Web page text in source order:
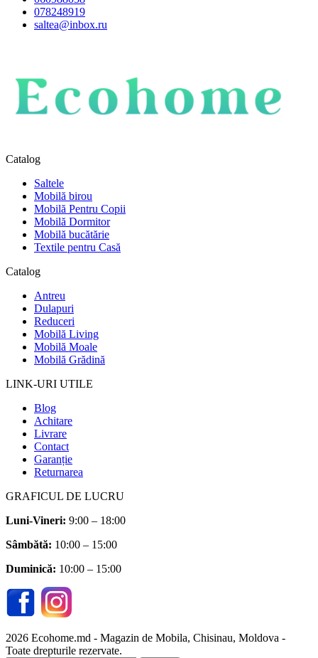
078248919
saltea@inbox.ru
Catalog
Saltele
Mobilă birou
Mobilă Pentru Copii
Mobilă Dormitor
Mobilă bucătărie
Textile pentru Casă
Catalog
Antreu
Dulapuri
Reduceri
Mobilă Living
Mobilă Moale
Mobilă Grădină
LINK-URI UTILE
Blog
Achitare
Livrare
Contact
Garanție
Returnarea
GRAFICUL DE LUCRU
Luni-Vineri: 9:00 – 18:00
Sâmbătă: 10:00 – 15:00
Duminică: 10:00 – 15:00
2026 Ecohome.md - Magazin de Mobila, Chisinau, Moldova -
Toate drepturile rezervate.